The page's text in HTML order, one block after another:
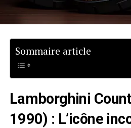
Sommaire article
Lamborghini
1990) : L’icône